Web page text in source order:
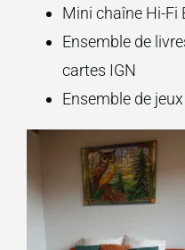
Mini chaîne Hi-Fi
Ensemble de
cartes IGN
Ensemble de